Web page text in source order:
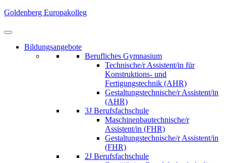
Skip
content
Enter)
Goldenberg Europakolleg
Bildungsangebote
Berufliches Gymnasium
Technische/r Assistent/in für
Konstruktions- und
Fertigungstechnik (AHR)
Gestaltungstechnische/r Assistent/in
(AHR)
3J Berufsfachschule
Maschinenbautechnische/r
Assistent/in (FHR)
Gestaltungstechnische/r Assistent/in
(FHR)
2J Berufsfachschule